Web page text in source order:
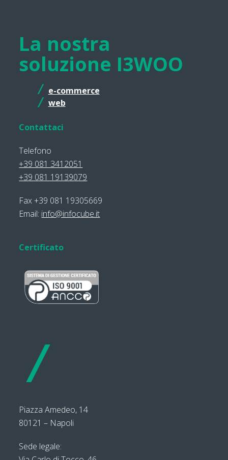
La nostra
soluzione I3WOO
e-commerce
web
Contattaci
Telefono
+39 081 3412051
+39 081 19139079
Fax +39 081 19305669
Email: info@infocube.it
Certificato
Piazza Amedeo, 14
80121 – Napoli
Sede legale: